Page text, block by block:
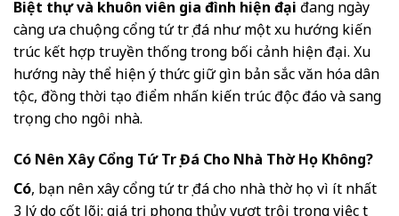
Biệt thự và khuôn viên gia đình hiện đại đang ngày
càng ưa chuộng cổng tứ trụ đá như một xu hướng kiến
trúc kết hợp truyền thống trong bối cảnh hiện đại. Xu
hướng này thể hiện ý thức giữ gìn bản sắc văn hóa dân
tộc, đồng thời tạo điểm nhấn kiến trúc độc đáo và sang
trọng cho ngôi nhà.
Có Nên Xây Cổng Tứ Trụ Đá Cho Nhà Thờ Họ Không?
Có, bạn nên xây cổng tứ trụ đá cho nhà thờ họ vì ít nhất
3 lý do cốt lõi: giá trị phong thủy vượt trội trong việc tụ